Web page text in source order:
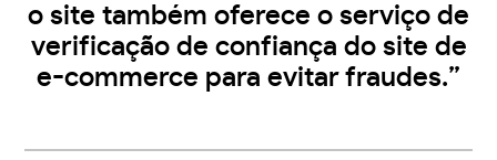
o site também oferece o serviço de
verificação de confiança do site de
e-commerce para evitar fraudes.”